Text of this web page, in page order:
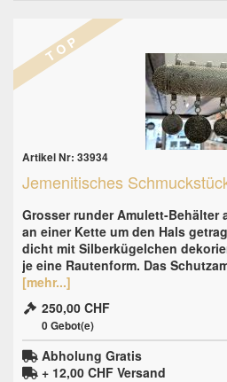
T O P
Artikel Nr: 33934
Jemenitisches
Grosser runder Amulett-Behälter
an einer Kette um den Hals
dicht mit Silberkügelchen
je eine Rautenform. Das
[mehr...]
250,00 CHF
0Gebot(e)
Abholung Gratis
+ 12,00 CHF Versand